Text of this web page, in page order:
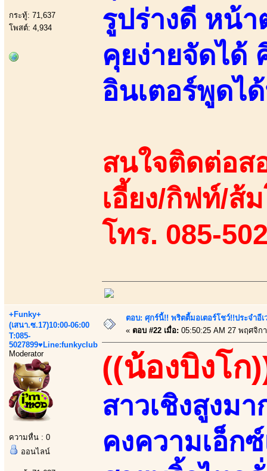
กระทู้: 71,637
โพสต์: 4,934
รูปร่างดี หน้
คุยง่ายจัดได้
อินเตอร์พูดไ
สนใจติดต่อส
เอี้ยง/กิฟท์/ส้
โทร. 085-
+Funky+
(เสนา.ซ.17)10:00-06:00
T:085-
5027899♥Line:funkyclub
Moderator
ความหื่น : 0
ออนไลน์
ตอบ: ศุกร์นี้!! พริตตี้มอเตอร์โชว์!!ประจำอี
« ตอบ #22 เมื่อ: 05:50:25 AM 27 พฤศจิก
((น้องบิงโก
สาวเชิงสูงม
คงความเอ็ก